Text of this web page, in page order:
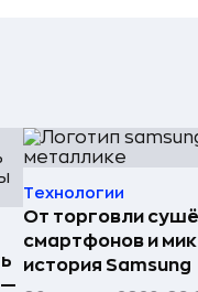
—
Технологии
От торговли
смартфонов и
история Samsung